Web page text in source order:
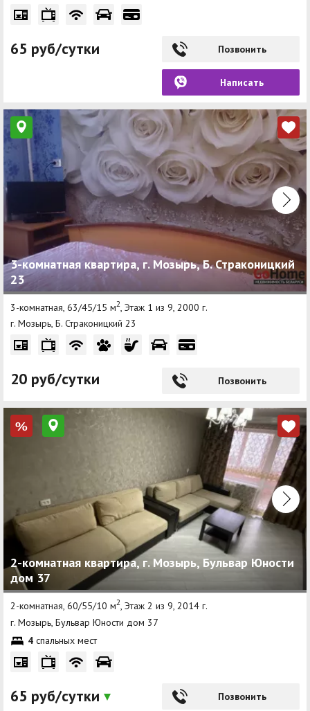
65 руб/сутки Позвонить
Написать
3-комнатная квартира, г. Мозырь, Б. Страконицкий
23
3-комнатная, 63/45/15 м2 , Этаж 1 из 9, 2000 г.
г. Мозырь, Б. Страконицкий 23
20 руб/сутки Позвонить
%
2-комнатная квартира, г. Мозырь, Бульвар Юности
дом 37
2-комнатная, 60/55/10 м2, Этаж 2 из 9, 2014 г.
г. Мозырь, Бульвар Юности дом 37
4 спальных мест
65 руб/сутки Позвонить